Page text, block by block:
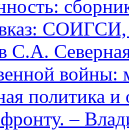
СОИГСИ,
С.А.
войны:
политика
–